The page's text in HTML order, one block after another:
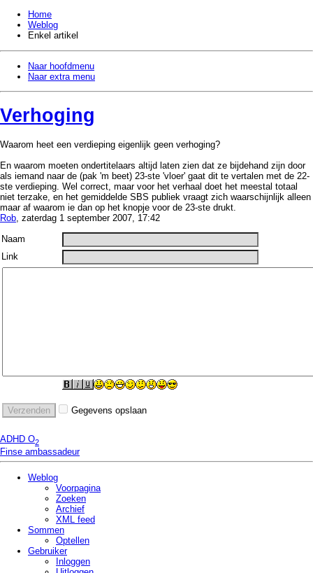
Home
Weblog
Enkel artikel
Naar hoofdmenu
Naar extra menu
Verhoging
Waarom heet een verdieping eigenlijk geen verhoging?
En waarom moeten ondertitelaars altijd laten zien dat ze bijdehand zijn door
als iemand naar de (pak 'm beet) 23-ste 'vloer' gaat dit te vertalen met de 22-
ste verdieping. Wel correct, maar voor het verhaal doet het meestal totaal
niet terzake, en het gemiddelde SBS publiek vraagt zich waarschijnlijk alleen
maar af waarom ie dan op het knopje voor de 23-ste drukt.
Rob, zaterdag 1 september 2007, 17:42
Naam
Link
Gegevens opslaan
ADHD O2
Finse ambassadeur
Weblog
Voorpagina
Zoeken
Archief
XML feed
Sommen
Optellen
Gebruiker
Inloggen